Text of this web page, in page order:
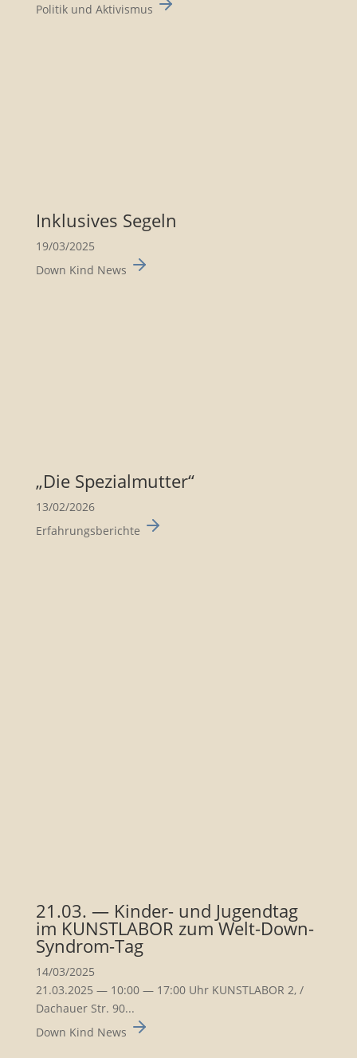
Politik und Aktivismus
Inklu­sives Segeln
19/03/2025
Down Kind News
„Die Spezi­al­mutter“
13/02/2026
Erfahrungsberichte
21.03. — Kinder- und Jugendtag
im KUNSTLABOR zum Welt-Down-
Syndrom-Tag
14/03/2025
21.03.2025 — 10:00 — 17:00 Uhr KUNSTLABOR 2, /
Dachauer Str. 90...
Down Kind News